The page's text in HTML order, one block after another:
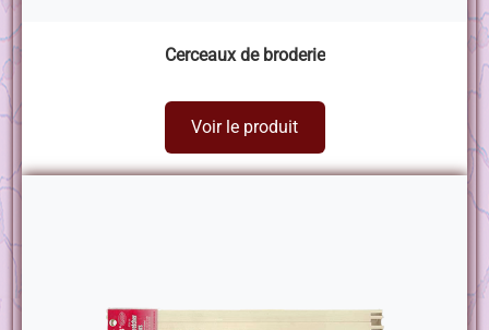
Cerceaux de broderie
Voir le produit